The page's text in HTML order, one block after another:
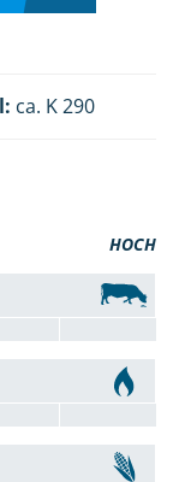
ca. K 290
HOCH